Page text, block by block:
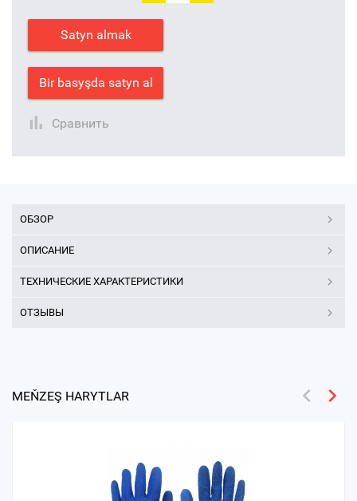
Satyn almak
Bir basyşda satyn al
Сравнить
ОБЗОР
ОПИСАНИЕ
ТЕХНИЧЕСКИЕ ХАРАКТЕРИСТИКИ
ОТЗЫВЫ
MEŇZEŞ HARYTLAR